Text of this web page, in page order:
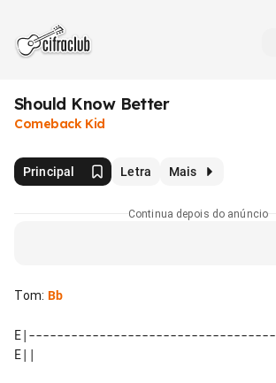
Should Know Better
Comeback Kid
Principal Letra Mais
Continua depois do anúncio
Tom: Bb
E|-----------------------------------